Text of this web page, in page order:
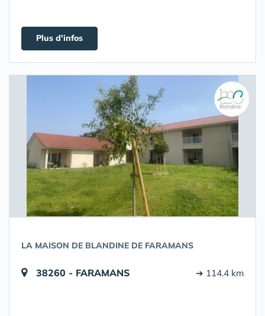
Plus d'infos
LA MAISON DE BLANDINE DE FARAMANS
38260 - FARAMANS ➔ 114.4 km